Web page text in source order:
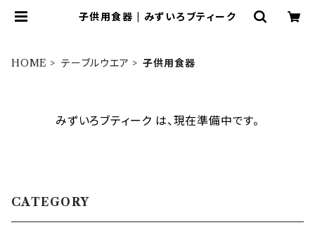
子供用食器 | みずいろブティーク
HOME テーブルウエア 子供用食器
みずいろブティーク は、現在準備中です。
CATEGORY